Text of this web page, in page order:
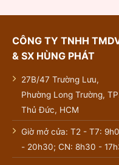
CÔNG TY TNHH
& SX HÙNG PHÁT
27B/47 Trường Lưu,
Phường Long Trường,
Thủ Đức, HCM
Giờ mở cửa: T2 - T7:
- 20h30; CN: 8h30 -